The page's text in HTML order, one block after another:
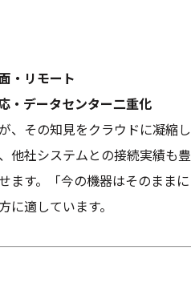
・リモート
・データセンター二重化
、その知見をクラウドに凝縮
他社システムとの接続実績も
ます。「今の機器はそのまま
に適しています。